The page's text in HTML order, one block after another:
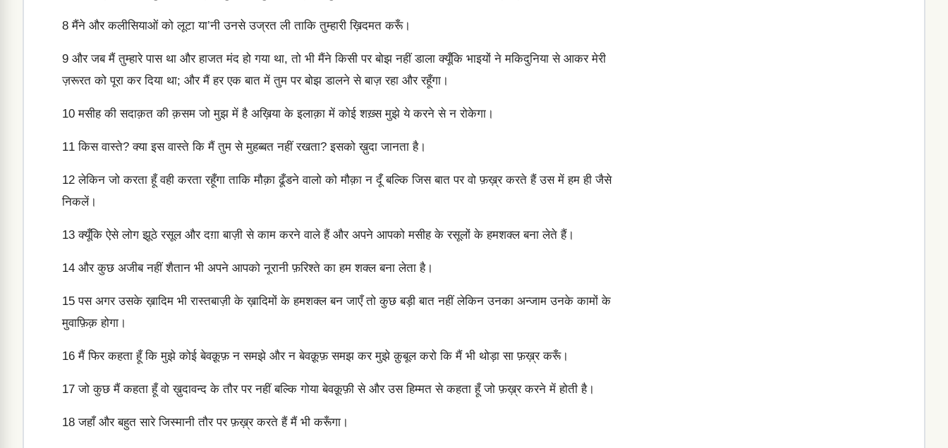
8 मैंने और कलीसियाओं को लूटा या’नी उनसे उज्रत ली ताकि तुम्हारी ख़िदमत करूँ।
9 और जब मैं तुम्हारे पास था और हाजत मंद हो गया था, तो भी मैंने किसी पर बोझ नहीं डाला क्यूँकि भाइयों ने मकिदुनिया से आकर मेरी
ज़रूरत को पूरा कर दिया था; और मैं हर एक बात में तुम पर बोझ डालने से बाज़ रहा और रहूँगा।
10 मसीह की सदाक़त की क़सम जो मुझ में है अख़िया के इलाक़ा में कोई शख़्स मुझे ये करने से न रोकेगा।
11 किस वास्ते? क्या इस वास्ते कि मैं तुम से मुहब्बत नहीं रखता? इसको ख़ुदा जानता है।
12 लेकिन जो करता हूँ वही करता रहूँगा ताकि मौक़ा ढूँडने वालो को मौक़ा न दूँ बल्कि जिस बात पर वो फ़ख़्र करते हैं उस में हम ही जैसे
निकलें।
13 क्यूँकि ऐसे लोग झूठे रसूल और दग़ा बाज़ी से काम करने वाले हैं और अपने आपको मसीह के रसूलों के हमशक्ल बना लेते हैं।
14 और कुछ अजीब नहीं शैतान भी अपने आपको नूरानी फ़रिश्ते का हम शक्ल बना लेता है।
15 पस अगर उसके ख़ादिम भी रास्तबाज़ी के ख़ादिमों के हमशक्ल बन जाएँ तो कुछ बड़ी बात नहीं लेकिन उनका अन्जाम उनके कामों के
मुवाफ़िक़ होगा।
16 मैं फिर कहता हूँ कि मुझे कोई बेवक़ूफ़ न समझे और न बेवक़ूफ़ समझ कर मुझे क़ुबूल करो कि मैं भी थोड़ा सा फ़ख़्र करूँ।
17 जो कुछ मैं कहता हूँ वो ख़ुदावन्द के तौर पर नहीं बल्कि गोया बेवक़ूफ़ी से और उस हिम्मत से कहता हूँ जो फ़ख़्र करने में होती है।
18 जहाँ और बहुत सारे जिस्मानी तौर पर फ़ख़्र करते हैं मैं भी करूँगा।